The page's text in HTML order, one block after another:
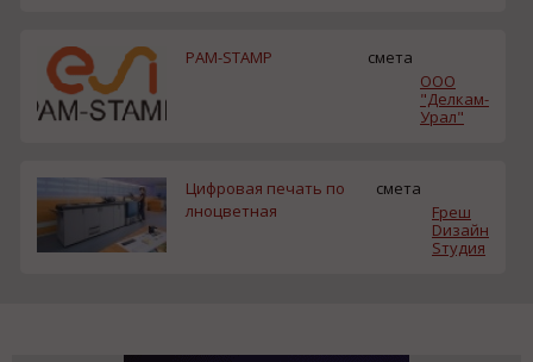
PAM-STAMP
смета
ООО
"Делкам-
Урал"
Цифровая печать по
лноцветная
смета
Fреш
Dизайн
Sтудия